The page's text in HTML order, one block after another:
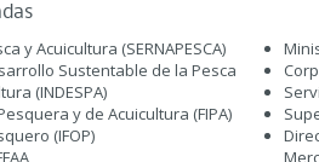
y Acuicultura (SERNAPESCA)
Sustentable de la Pesca
(INDESPA)
y de Acuicultura (FIPA)
(IFOP)